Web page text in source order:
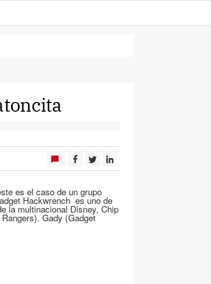
es el caso de un grupo
Hackwrench es uno de
la multinacional Disney, Chip
Gady (Gadget